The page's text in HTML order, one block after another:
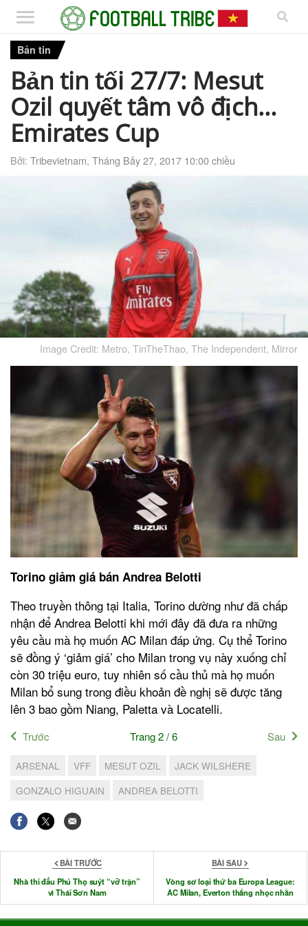
Bản tin
Bản tin tối 27/7: Mesut
Ozil quyết tâm vô địch…
Emirates Cup
Bởi: Tribevietnam, Tháng Bảy 27, 2017 10:00 chiều
Image Credit: Metro, TinTheThao, The Independent, Mirror
Torino giảm giá bán Andrea Belotti
Theo truyền thông tại Italia, Torino dường như đã chấp
nhận để Andrea Belotti khi mới đây đã đưa ra những
yêu cầu mà họ muốn AC Milan đáp ứng. Cụ thể Torino
sẽ đồng ý ‘giảm giá’ cho Milan trong vụ này xuống chỉ
còn 30 triệu euro, tuy nhiên số cầu thủ mà họ muốn
Milan bổ sung trong điều khoản đề nghị sẽ được tăng
lên 3 bao gồm Niang, Paletta và Locatelli.
Trước Trang 2 / 6 Sau
ARSENAL VFF MESUT OZIL
JACK WILSHERE
GONZALO HIGUAIN
ANDREA BELOTTI
BÀI TRƯỚC
Nhà thi đấu Phú Thọ suýt “vỡ trận”
vì Thái Sơn Nam
BÀI SAU
Vòng sơ loại thứ ba Europa League:
AC Milan, Everton thắng nhọc nhằn